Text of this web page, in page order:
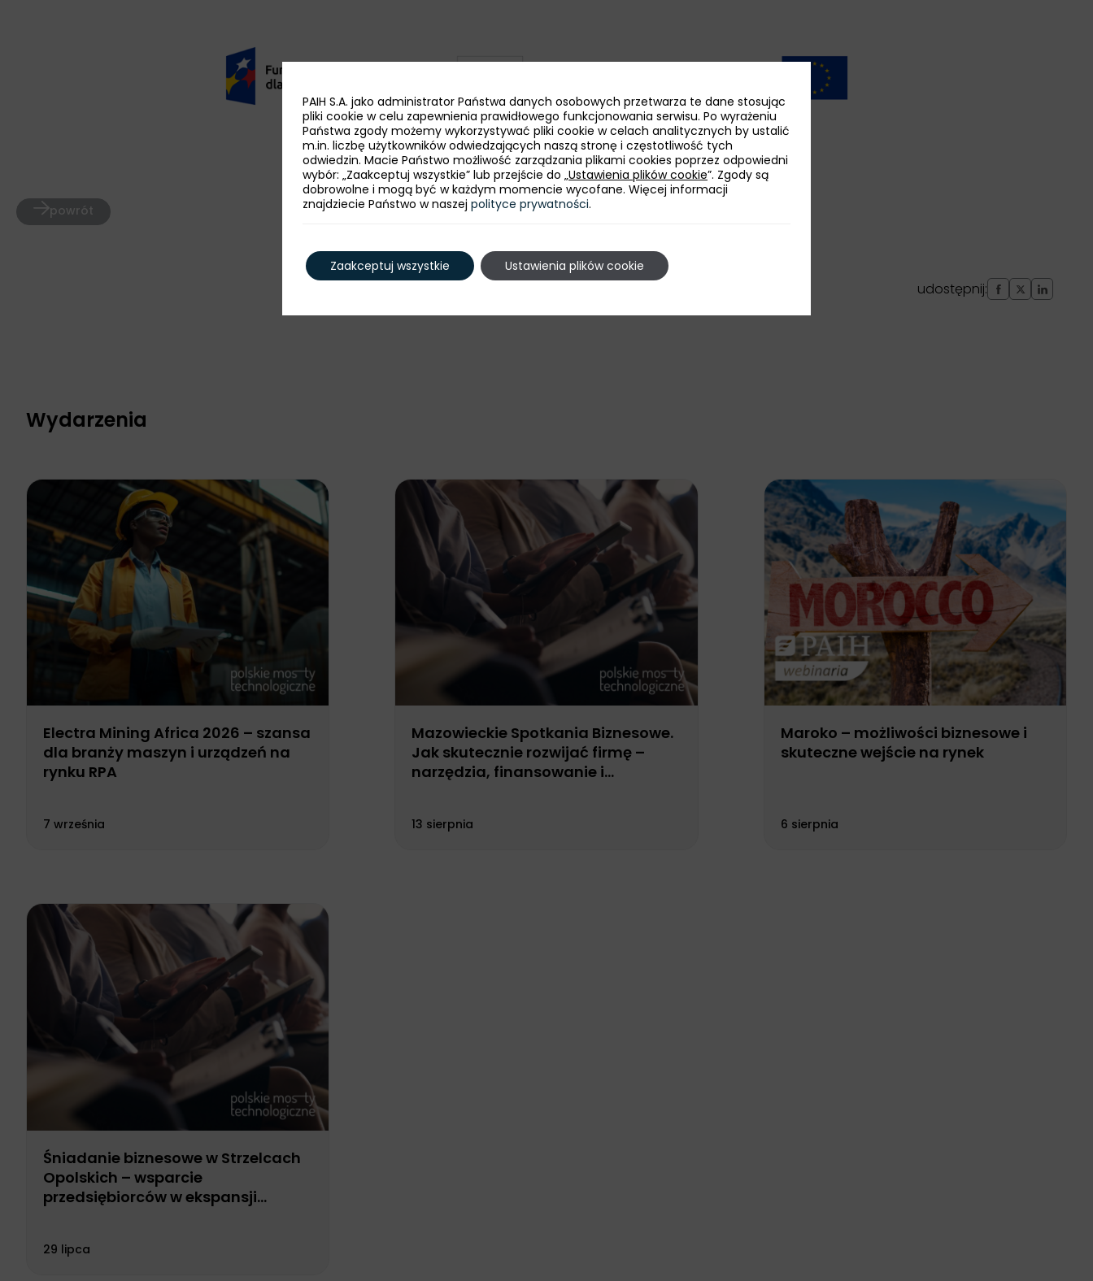
powrót
udostępnij:
Wydarzenia
Electra Mining Africa 2026 – szansa
dla branży maszyn i urządzeń na
rynku RPA
7 września
Mazowieckie Spotkania Biznesowe.
Jak skutecznie rozwijać firmę –
narzędzia, finansowanie i
13 sierpnia
Maroko – możliwości biznesowe i
skuteczne wejście na rynek
6 sierpnia
Śniadanie biznesowe w Strzelcach
Opolskich – wsparcie
przedsiębiorców w ekspansji
29 lipca
PAIH S.A. jako administrator Państwa danych osobowych przetwarza te dane stosując
pliki cookie w celu zapewnienia prawidłowego funkcjonowania serwisu. Po wyrażeniu
Państwa zgody możemy wykorzystywać pliki cookie w celach analitycznych by ustalić
m.in. liczbę użytkowników odwiedzających naszą stronę i częstotliwość tych
odwiedzin. Macie Państwo możliwość zarządzania plikami cookies poprzez odpowiedni
wybór: „Zaakceptuj wszystkie” lub przejście do „Ustawienia plików cookie”. Zgody są
dobrowolne i mogą być w każdym momencie wycofane. Więcej informacji
znajdziecie Państwo w naszej polityce prywatności.
Zaakceptuj wszystkie Ustawienia plików cookie